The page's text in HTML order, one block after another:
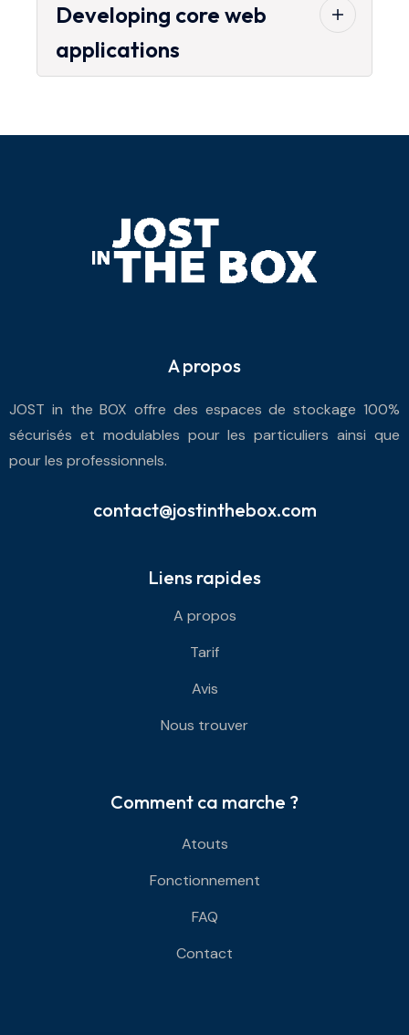
Developing core web
applications
A propos
JOST in the BOX offre des espaces de stockage 100%
sécurisés et modulables pour les particuliers ainsi que
pour les professionnels.
contact@jostinthebox.com
Liens rapides
A propos
Tarif
Avis
Nous trouver
Comment ca marche ?
Atouts
Fonctionnement
FAQ
Contact